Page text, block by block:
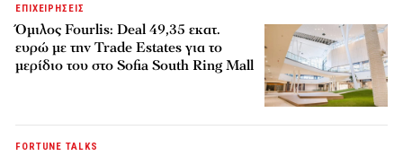
ΕΠΙΧΕΙΡΗΣΕΙΣ
Όμιλος Fourlis: Deal 49,35 εκατ.
ευρώ με την Trade Estates για το
μερίδιο του στο Sofia South Ring Mall
FORTUNE TALKS